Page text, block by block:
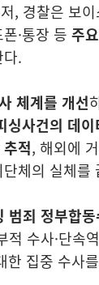
, 경찰은 보
·통장 등 주
다.
체계를 개선
싱사건의 데이
적, 해외에
체의 실체를
범죄 정부합
적 수사·단속역
한 집중 수사